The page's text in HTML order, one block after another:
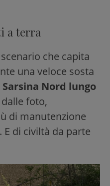
a terra
che capita
una veloce sosta
Nord lungo
foto,
di manutenzione
di civiltà da parte